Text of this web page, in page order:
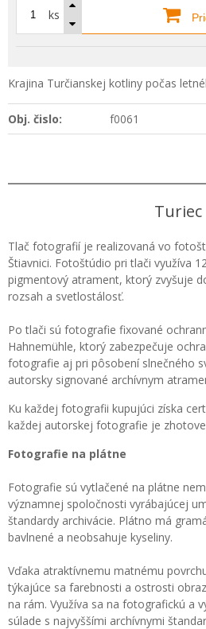
ks
Krajina Turčianskej kotliny počas
Obj. čislo: f0061
Turiec
Tlač fotografií je realizovaná vo
Štiavnici. Fotoštúdio pri tlači využíva
pigmentový atrament, ktorý zvyšuje
rozsah a svetlostálosť.
Po tlači sú fotografie fixované
Hahnemühle, ktorý zabezpečuje
fotografie aj pri pôsobení slnečného
autorsky signované archívnym
Ku každej fotografii kupujúci získa
každej autorskej fotografie je
Fotografie na plátne
Fotografie sú vytlačené na plátne
významnej spoločnosti vyrábajúcej
štandardy archivácie. Plátno má
bavlnené a neobsahuje kyseliny.
Vďaka atraktívnemu matnému
týkajúce sa farebnosti a ostrosti
na rám. Využíva sa na fotografickú a
súlade s najvyššími archívnymi